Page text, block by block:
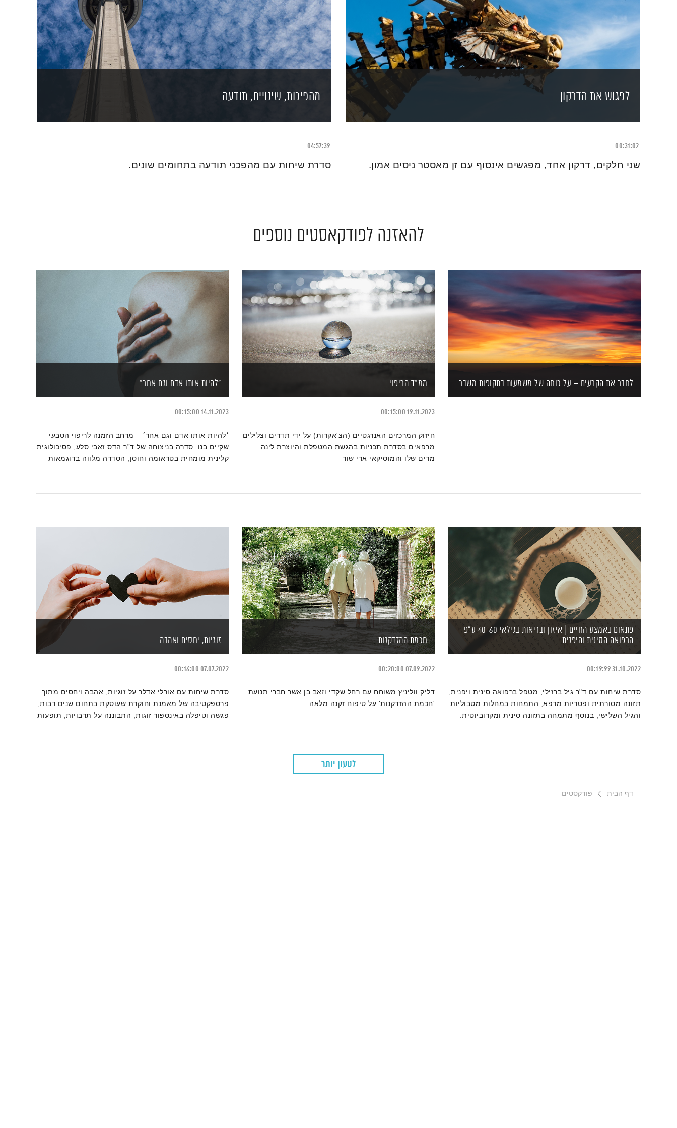
לפגוש את הדרקון
00:31:02
שני חלקים, דרקון אחד, מפגשים אינסוף עם זן מאסטר ניסים אמון.
מהפיכות, שינויים, תודעה
04:57:39
סדרת שיחות עם מהפכני תודעה בתחומים שונים.
להאזנה לפודקאסטים נוספים
לחבר את הקרעים – על כוחה של משמעות בתקופות משבר ממ"ד הריפוי
19.11.2023
00:15:00
חיזוק המרכזים האנרגטיים (הצ'אקרות) על ידי תדרים וצלילים
מרפאים בסדרת תכניות בהגשת המטפלת והיוצרת לינה
מרים שלו והמוסיקאי ארי שור
"להיות אותו אדם וגם אחר"
14.11.2023
00:15:00
׳להיות אותו אדם וגם אחר׳ – מרחב הזמנה לריפוי הטבעי
שקיים בנו. סדרה בניצוחה של ד”ר הדס זאבי סלע, פסיכולוגית
קלינית מומחית בטראומה וחוסן, הסדרה מלווה בדוגמאות
פתאום באמצע החיים | איזון ובריאות בגילאי 40-60 ע"פ
הרפואה הסינית והיפנית
31.10.2022
00:19:99
סדרת שיחות עם ד"ר גיל ברזילי, מטפל ברפואה סינית ויפנית,
תזונה מסורתית ופטריות מרפא, התמחות במחלות מטבוליות
והגיל השלישי, בנוסף מתמחה בתזונה סינית ומקרוביוטית.
חכמת ההזדקנות
07.09.2022
00:20:00
דליק ווליניץ משוחח עם רחל שקדי וזאב בן אשר חברי תנועת
'חכמת ההזדקנות' על טיפוח זקנה מלאה
זוגיות, יחסים ואהבה
07.07.2022
00:16:00
סדרת שיחות עם אורלי אדלר על זוגיות, אהבה ויחסים מתוך
פרספקטיבה של מאמנת וחוקרת שעוסקת בתחום שנים רבות,
פגשה וטיפלה באינספור זוגות, התבוננה על תרבויות, תופעות
לטעון יותר
דף הבית פודקסטים